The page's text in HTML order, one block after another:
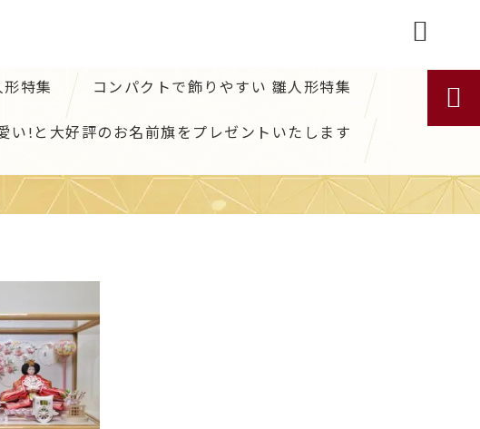
特集 コンパクトで飾りやすい 雛人形特集
い!と大好評のお名前旗をプレゼントいたします

